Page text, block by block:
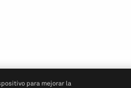
para mejorar la